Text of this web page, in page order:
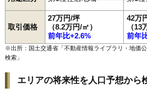
取引価格
27万円/坪
（8.2万円/㎡）
前年比+2.6%
42万
（13
前年
※出所：国土交通省「不動産情報ライブラリ・地価
検索 」
エリアの将来性を人口予想から